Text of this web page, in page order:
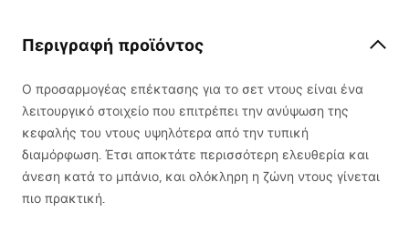
Περιγραφή προϊόντος
Ο προσαρμογέας επέκτασης για το σετ ντους είναι ένα
λειτουργικό στοιχείο που επιτρέπει την ανύψωση της
κεφαλής του ντους υψηλότερα από την τυπική
διαμόρφωση. Έτσι αποκτάτε περισσότερη ελευθερία και
άνεση κατά το μπάνιο, και ολόκληρη η ζώνη ντους γίνεται
πιο πρακτική.